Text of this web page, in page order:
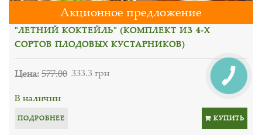
Акционное предложение
"ЛЕТНИЙ КОКТЕЙЛЬ" (КОМПЛЕКТ ИЗ 4-Х
СОРТОВ ПЛОДОВЫХ КУСТАРНИКОВ)
Цена:577.00 333.3 грн
В наличии
ПОДРОБНЕЕ КУПИТЬ